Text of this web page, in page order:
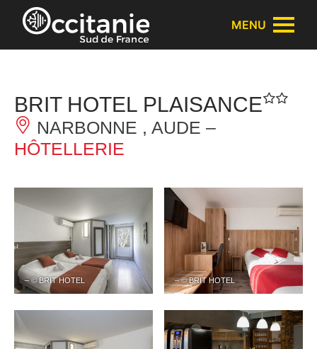
Panneau de gestion des cookies
MENU
BRIT HOTEL PLAISANCE
NARBONNE , AUDE –
HÔTELLERIE
– © BRIT HOTEL – © BRIT HOTEL